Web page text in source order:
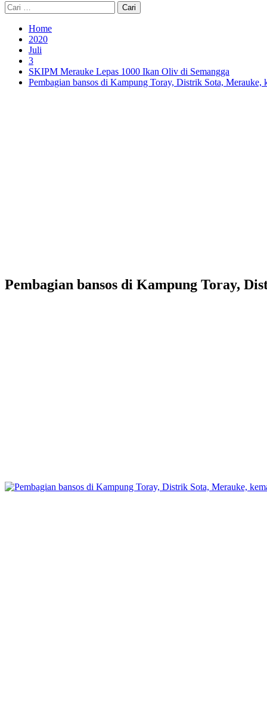
Cari
untuk:
Home
2020
Juli
3
SKIPM Merauke Lepas 1000 Ikan Oliv di Semangga
Pembagian bansos di Kampung Toray, Distrik Sota, Merauke,
Pembagian bansos di Kampung Toray,